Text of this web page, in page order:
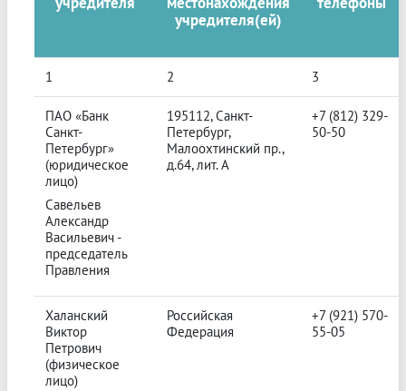
учредителя(ей)
1 2 3
ПАО «Банк
Санкт-
Петербург»
(юридическое
лицо)
Савельев
Александр
Васильевич -
председатель
Правления
195112, Санкт-
Петербург,
Малоохтинский пр.,
д.64, лит. А
+7 (812) 329-
50-50
Халанский
Виктор
Петрович
(физическое
лицо)
Российская
Федерация
+7 (921) 570-
55-05